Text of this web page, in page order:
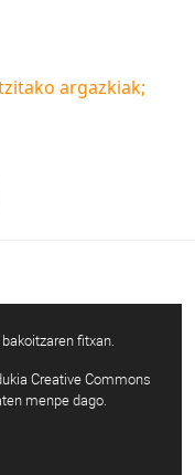
argazkiak;
fitxan.
Creative Commons
menpe dago.